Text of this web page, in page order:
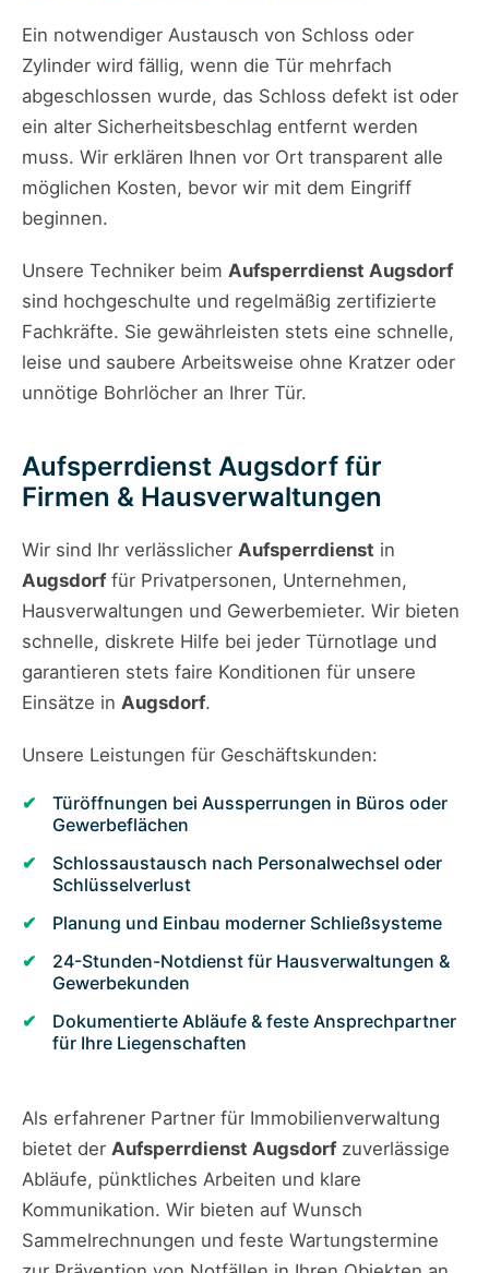
Ein notwendiger Austausch von Schloss oder
Zylinder wird fällig, wenn die Tür mehrfach
abgeschlossen wurde, das Schloss defekt ist oder
ein alter Sicherheitsbeschlag entfernt werden
muss. Wir erklären Ihnen vor Ort transparent alle
möglichen Kosten, bevor wir mit dem Eingriff
beginnen.
Unsere Techniker beim Aufsperrdienst Augsdorf
sind hochgeschulte und regelmäßig zertifizierte
Fachkräfte. Sie gewährleisten stets eine schnelle,
leise und saubere Arbeitsweise ohne Kratzer oder
unnötige Bohrlöcher an Ihrer Tür.
Aufsperrdienst Augsdorf für
Firmen & Hausverwaltungen
Wir sind Ihr verlässlicher Aufsperrdienst in
Augsdorffür Privatpersonen, Unternehmen,
Hausverwaltungen und Gewerbemieter. Wir bieten
schnelle, diskrete Hilfe bei jeder Türnotlage und
garantieren stets faire Konditionen für unsere
Einsätze in Augsdorf.
Unsere Leistungen für Geschäftskunden:
Türöffnungen bei Aussperrungen in Büros oder
Gewerbeflächen
Schlossaustausch nach Personalwechsel oder
Schlüsselverlust
Planung und Einbau moderner Schließsysteme
24-Stunden-Notdienst für Hausverwaltungen &
Gewerbekunden
Dokumentierte Abläufe & feste Ansprechpartner
für Ihre Liegenschaften
Als erfahrener Partner für Immobilienverwaltung
bietet der Aufsperrdienst Augsdorfzuverlässige
Abläufe, pünktliches Arbeiten und klare
Kommunikation. Wir bieten auf Wunsch
Sammelrechnungen und feste Wartungstermine